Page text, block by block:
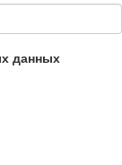
данных